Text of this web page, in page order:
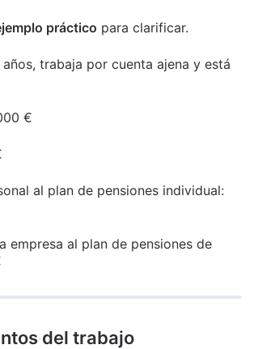
práctico para clarificar.
trabaja por cuenta ajena y está
€
al plan de pensiones individual:
empresa al plan de pensiones de
del trabajo